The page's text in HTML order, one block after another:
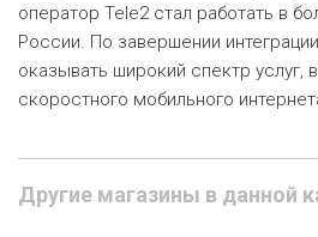
оператор Tele2 стал работать в
России. По завершении
оказывать широкий спектр услуг,
скоростного мобильного
Другие магазины в данной